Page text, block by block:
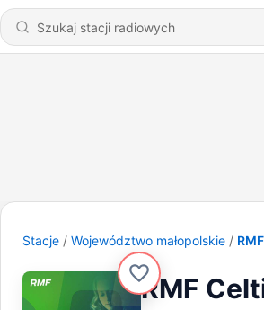
Stacje Województwo małopolskie
RMF